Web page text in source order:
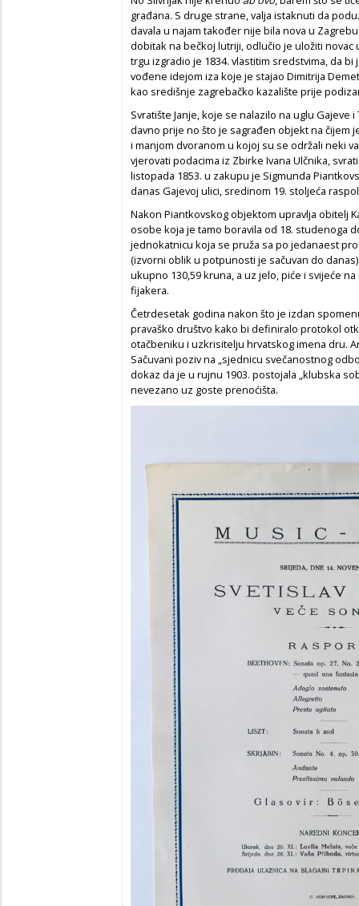
građana. S druge strane, valja istaknuti da
davala u najam također nije bila nova u
dobitak na bečkoj lutriji, odlučio je uložiti novac
trgu izgradio je 1834. vlastitim sredstvima, da
vođene idejom iza koje je stajao Dimitrija
kao središnje zagrebačko kazalište prije
Svratište Janje, koje se nalazilo na uglu
davno prije no što je sagrađen objekt na čijem
i manjom dvoranom u kojoj su se održali neki
vjerovati podacima iz Zbirke Ivana Ulčnika,
listopada 1853. u zakupu je Sigmunda
danas Gajevoj ulici, sredinom 19. stoljeća
Nakon Piantkovskog objektom upravlja obitelj
osobe koja je tamo boravila od 18. studenoga
jednokatnicu koja se pruža sa po jedanaest
(izvorni oblik u potpunosti je sačuvan do
ukupno 130,59 kruna, a uz jelo, piće i svijeće
fijakera.
Četrdesetak godina nakon što je izdan
pravaško društvo kako bi definiralo protokol
otačbeniku i uzkrisitelju hrvatskog imena dru.
Sačuvani poziv na „sjednicu svečanostnog
dokaz da je u rujnu 1903. postojala „klubska
nevezano uz goste prenoćišta.